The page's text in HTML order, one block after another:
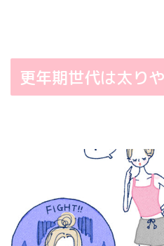
更年期世代は太り